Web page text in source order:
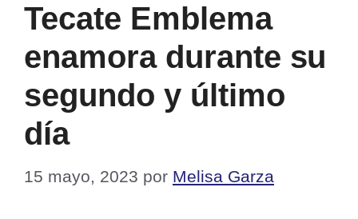
Tecate Emblema
enamora durante su
segundo y último
día
15 mayo, 2023 por Melisa Garza